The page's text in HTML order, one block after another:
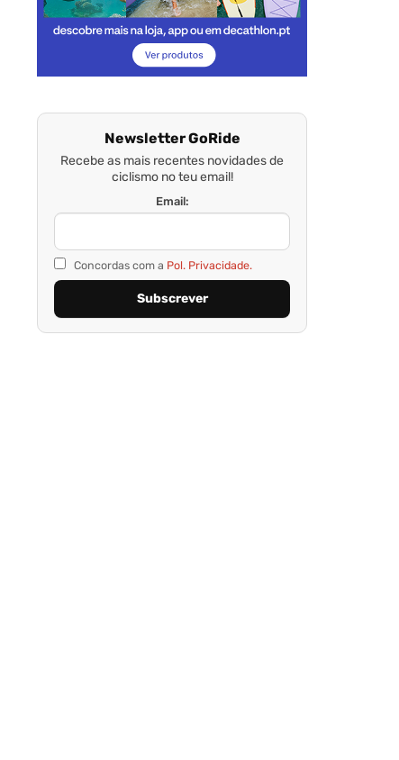
Newsletter GoRide
Recebe as mais recentes novidades de
ciclismo no teu email!
Email:
Concordas com a Pol. Privacidade.